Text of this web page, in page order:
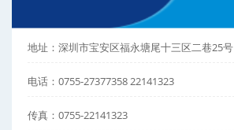
地址：深圳市宝安区福永塘尾十三区二巷25号
电话：0755-27377358 22141323
传真：0755-22141323